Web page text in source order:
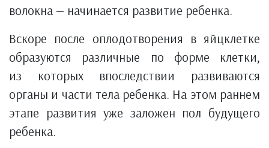
волокна — начинается развитие ребенка.
Вскоре после оплодотворения в яйцклетке
образуются различные по форме клетки,
из которых впоследствии развиваются
органы и части тела ребенка. На этом раннем
этапе развития уже заложен пол будущего
ребенка.